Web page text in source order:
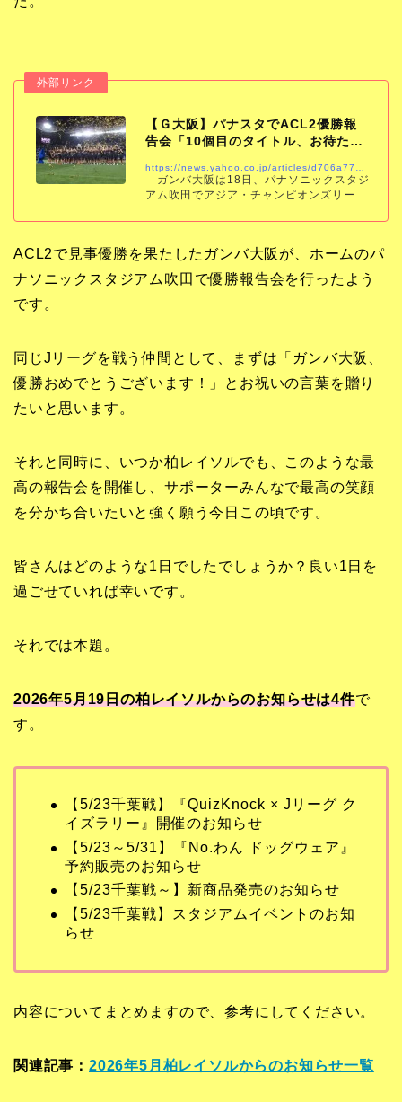
【Ｇ大阪】パナスタでACL2優勝報
告会「10個目のタイトル、お待たせ
https://news.yahoo.co.jp/articles/d706a771d1facac7e951cc389b4478277f7471ab
ガンバ大阪は18日、パナソニックスタジ
アム吹田でアジア・チャンピオンズリーグ
日（日本時間17日）にサウジアラビア・リ
ACL2で見事優勝を果たしたガンバ大阪が、ホームのパ
ナソニックスタジアム吹田で優勝報告会を行ったよう
です。
同じJリーグを戦う仲間として、まずは「ガンバ大阪、
優勝おめでとうございます！」とお祝いの言葉を贈り
たいと思います。
それと同時に、いつか柏レイソルでも、このような最
高の報告会を開催し、サポーターみんなで最高の笑顔
を分かち合いたいと強く願う今日この頃です。
皆さんはどのような1日でしたでしょうか？良い1日を
過ごせていれば幸いです。
それでは本題。
2026年5月19日の柏レイソルからのお知らせは4件で
す。
【5/23千葉戦】『QuizKnock × Jリーグ ク
イズラリー』開催のお知らせ
【5/23～5/31】『No.わん ドッグウェア』
予約販売のお知らせ
【5/23千葉戦～】新商品発売のお知らせ
【5/23千葉戦】スタジアムイベントのお知
らせ
内容についてまとめますので、参考にしてください。
関連記事： 2026年5月柏レイソルからのお知らせ一覧